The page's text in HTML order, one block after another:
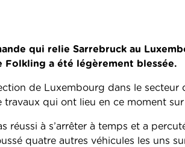
qui relie Sarrebruck au
a été légèrement blessée.
de Luxembourg dans le secteur
travaux qui ont lieu en ce moment
réussi à s’arrêter à temps et a
quatre autres véhicules les uns